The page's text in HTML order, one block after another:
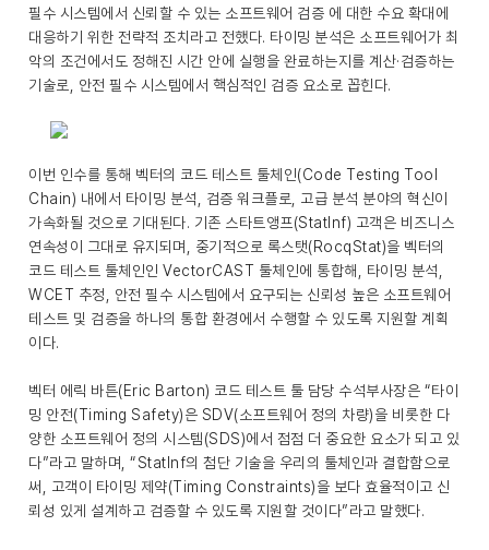
필수 시스템에서 신뢰할 수 있는 소프트웨어 검증 에 대한 수요 확대에
대응하기 위한 전략적 조치라고 전했다. 타이밍 분석은 소프트웨어가 최
악의 조건에서도 정해진 시간 안에 실행을 완료하는지를 계산·검증하는
기술로, 안전 필수 시스템에서 핵심적인 검증 요소로 꼽힌다.
이번 인수를 통해 벡터의 코드 테스트 툴체인(Code Testing Tool
Chain) 내에서 타이밍 분석, 검증 워크플로, 고급 분석 분야의 혁신이
가속화될 것으로 기대된다. 기존 스타트앵프(StatInf) 고객은 비즈니스
연속성이 그대로 유지되며, 중기적으로 록스탯(RocqStat)을 벡터의
코드 테스트 툴체인인 VectorCAST 툴체인에 통합해, 타이밍 분석,
WCET 추정, 안전 필수 시스템에서 요구되는 신뢰성 높은 소프트웨어
테스트 및 검증을 하나의 통합 환경에서 수행할 수 있도록 지원할 계획
이다.
벡터 에릭 바튼(Eric Barton) 코드 테스트 툴 담당 수석부사장은 “타이
밍 안전(Timing Safety)은 SDV(소프트웨어 정의 차량)을 비롯한 다
양한 소프트웨어 정의 시스템(SDS)에서 점점 더 중요한 요소가 되고 있
다”라고 말하며, “StatInf의 첨단 기술을 우리의 툴체인과 결합함으로
써, 고객이 타이밍 제약(Timing Constraints)을 보다 효율적이고 신
뢰성 있게 설계하고 검증할 수 있도록 지원할 것이다”라고 말했다.